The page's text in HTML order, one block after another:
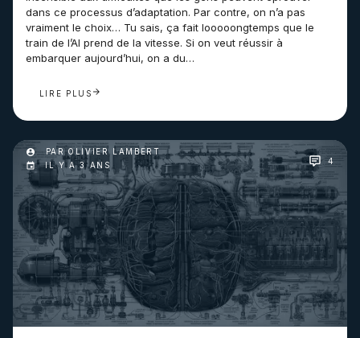
dans ce processus d’adaptation. Par contre, on n’a pas
vraiment le choix… Tu sais, ça fait looooongtemps que le
train de l’AI prend de la vitesse. Si on veut réussir à
embarquer aujourd’hui, on a du…
LIRE PLUS
PAR OLIVIER LAMBERT
IL Y A 3 ANS
4